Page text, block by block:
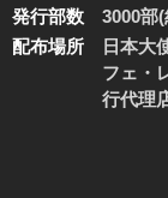
発行部数
3000部
配布場所
日本大
フェ・
行代理